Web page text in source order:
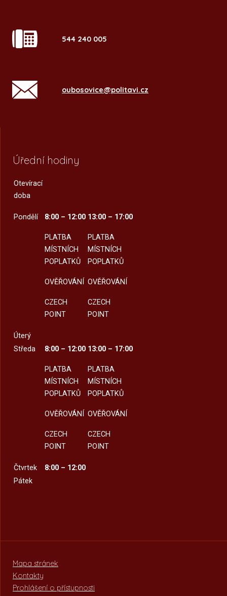
544 240 005
oubosovice@politavi.cz
Úřední hodiny
Otevírací
doba
Pondělí 8:00 – 12:00
PLATBA
MÍSTNÍCH
POPLATKŮ
OVĚŘOVÁNÍ
CZECH
POINT
13:00 – 17:00
PLATBA
MÍSTNÍCH
POPLATKŮ
OVĚŘOVÁNÍ
CZECH
POINT
Úterý
Středa
8:00 – 12:00
PLATBA
MÍSTNÍCH
POPLATKŮ
OVĚŘOVÁNÍ
CZECH
POINT
13:00 – 17:00
PLATBA
MÍSTNÍCH
POPLATKŮ
OVĚŘOVÁNÍ
CZECH
POINT
Čtvrtek
8:00 – 12:00
Pátek
Mapa stránek
Kontakty
Prohlášení o přístupnosti